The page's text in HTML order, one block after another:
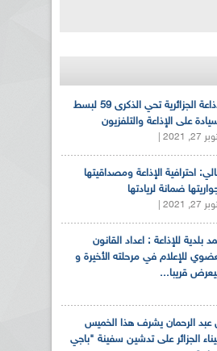
الإذاعة الجزائرية تحي الذكرى 59 لبسط
على الإذاعة والتلفزيون
2021 |
احترافية الإذاعة ومصداقيتها
ضمانة لريادتها
2021 |
بلدية للإذاعة : اعداد القانون
للإعلام في مرحلته الأخيرة و
قريبا...
عبد الرحمان يشرف هذا الخميس
الجزائر على تدشين سفينة "باجي